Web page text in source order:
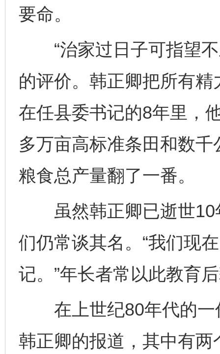
要命。
“治家过日子可指望不
的评价。韩正卿把所有精
在任县委书记的8年里，
多万亩高标准条田和数
粮食总产量翻了一番。
虽然韩正卿已逝世10
们仍常谈其名。“我们现
记。”年长者常以此教育
在上世纪80年代的一
韩正卿的报道，其中有